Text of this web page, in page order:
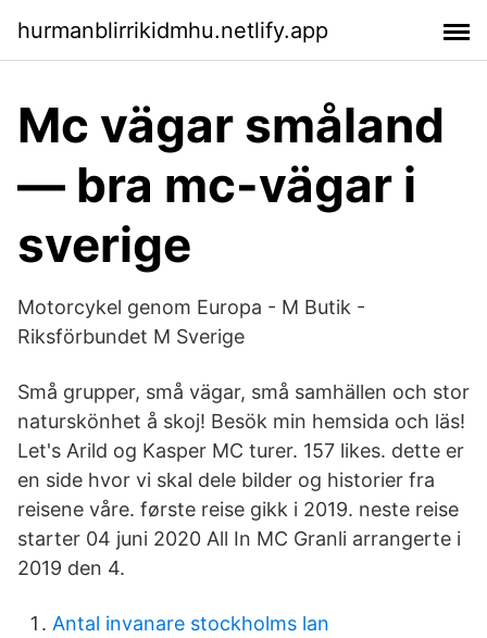
hurmanblirrikidmhu.netlify.app
Mc vägar småland
— bra mc-vägar i
sverige
Motorcykel genom Europa - M Butik -
Riksförbundet M Sverige
Små grupper, små vägar, små samhällen och stor
naturskönhet å skoj! Besök min hemsida och läs!
Let's Arild og Kasper MC turer. 157 likes. dette er
en side hvor vi skal dele bilder og historier fra
reisene våre. første reise gikk i 2019. neste reise
starter 04 juni 2020 All In MC Granli arrangerte i
2019 den 4.
Antal invanare stockholms lan